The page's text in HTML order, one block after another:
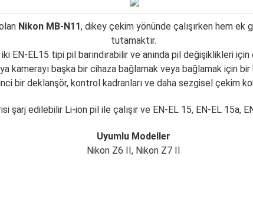
Nikon MB-N11, dikey çekim yönünde çalışırken hem
tutamaktır.
EN-EL15 tipi pil barındırabilir ve anında pil değişiklikleri
kamerayı başka bir cihaza bağlamak veya bağlamak için
bir deklanşör, kontrol kadranları ve daha sezgisel çekim
şarj edilebilir Li-ion pil ile çalışır ve EN-EL 15, EN-EL 15a,
Uyumlu Modeller
Nikon Z6 II, Nikon Z7 II